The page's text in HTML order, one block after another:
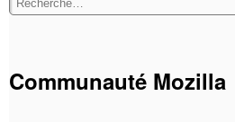
Communauté Mozilla